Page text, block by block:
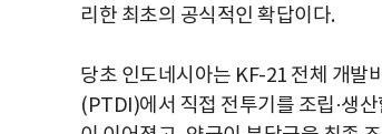
리한 최초의 공식적인 확답이다.
당초 인도네시아는 KF-21 전체 개발
(PTDI)에서 직접 전투기를 조립·생